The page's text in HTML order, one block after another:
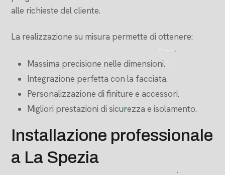
alle richieste del cliente.
La realizzazione su misura permette di ottenere:
Massima precisione nelle dimensioni.
Integrazione perfetta con la facciata.
Personalizzazione di finiture e accessori.
Migliori prestazioni di sicurezza e isolamento.
Installazione professionale
a La Spezia